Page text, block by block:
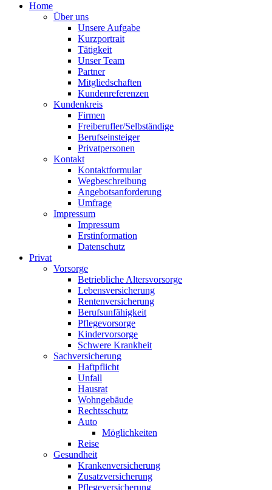
Home
Über uns
Unsere Aufgabe
Kurzportrait
Tätigkeit
Unser Team
Partner
Mitgliedschaften
Kundenreferenzen
Kundenkreis
Firmen
Freiberufler/Selbständige
Berufseinsteiger
Privatpersonen
Kontakt
Kontaktformular
Wegbeschreibung
Angebotsanforderung
Umfrage
Impressum
Impressum
Erstinformation
Datenschutz
Privat
Vorsorge
Betriebliche Altersvorsorge
Lebensversicherung
Rentenversicherung
Berufsunfähigkeit
Pflegevorsorge
Kindervorsorge
Schwere Krankheit
Sachversicherung
Haftpflicht
Unfall
Hausrat
Wohngebäude
Rechtsschutz
Auto
Möglichkeiten
Reise
Gesundheit
Krankenversicherung
Zusatzversicherung
Pflegeversicherung